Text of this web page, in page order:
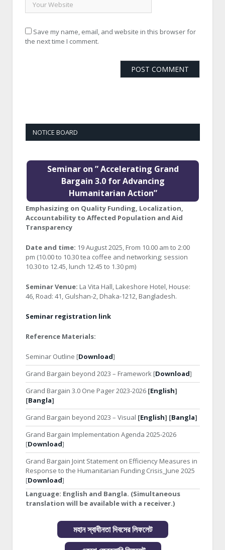
Save my name, email, and website in this browser for
the next time I comment.
NOTICE BOARD
Seminar on ” Accelerating Grand
Bargain 3.0 for Advancing
Humanitarian Action”
Emphasizing on Quality Funding, Localization,
Accountability to Affected Population and Aid
Transparency
Date and time: 19 August 2025, From 10.00 am to 2:00
pm (10.00 to 10.30 tea coffee and networking; session
10.30 to 12.45, lunch 12.45 to 1.30 pm)
Seminar Venue: La Vita Hall, Lakeshore Hotel, House:
46, Road: 41, Gulshan-2, Dhaka-1212, Bangladesh.
Seminar registration link
Reference Materials:
Seminar Outline [Download]
Grand Bargain beyond 2023 – Framework [Download]
Grand Bargain 3.0 One Pager 2023-2026 [English]
[Bangla]
Grand Bargain beyond 2023 – Visual [English] [Bangla]
Grand Bargain Implementation Agenda 2025-2026
[Download]
Grand Bargain Joint Statement on Efficiency Measures in
Response to the Humanitarian Funding Crisis_June 2025
[Download]
Language: English and Bangla. (Simultaneous
translation will be available with a receiver.)
মহান স্বাধীনতা দিবসের লিফলেট